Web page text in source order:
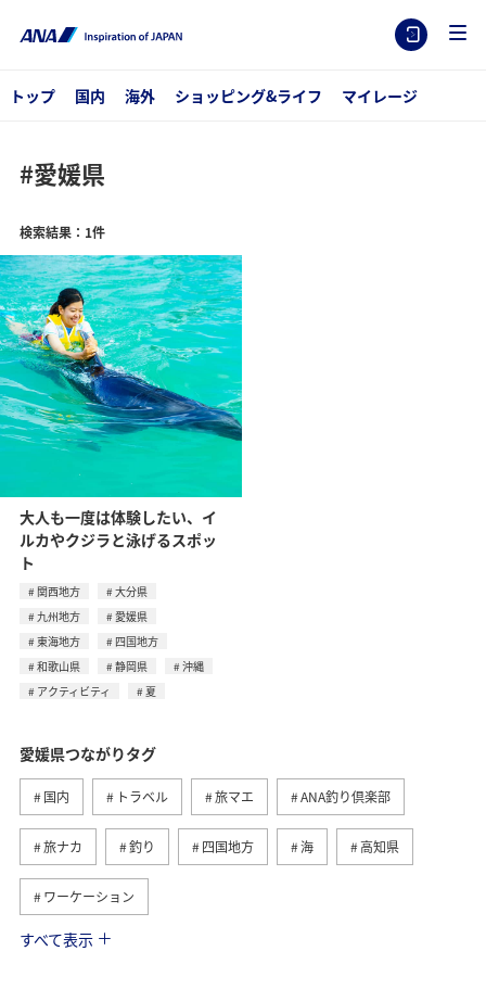
トップ 国内 海外 ショッピング&ライフ マイレージ
#愛媛県
検索結果：1件
大人も一度は体験したい、イ
ルカやクジラと泳げるスポッ
ト
関西地方
大分県
九州地方
愛媛県
東海地方
四国地方
和歌山県
静岡県
沖縄
アクティビティ
夏
愛媛県つながりタグ
国内 トラベル 旅マエ ANA釣り倶楽部
旅ナカ 釣り 四国地方 海 高知県
ワーケーション
冬 趣味
すべて表示